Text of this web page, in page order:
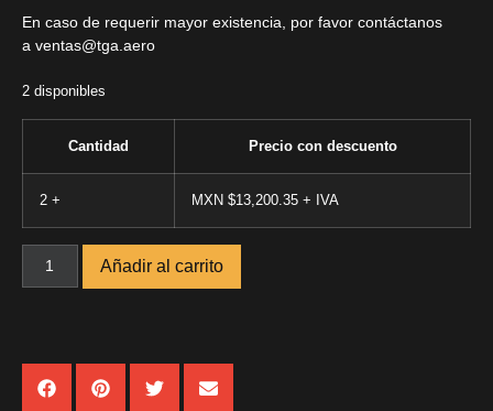
En caso de requerir mayor existencia, por favor contáctanos
a ventas@tga.aero
2 disponibles
Cantidad Precio con descuento
2 + MXN $13,200.35
Añadir al carrito